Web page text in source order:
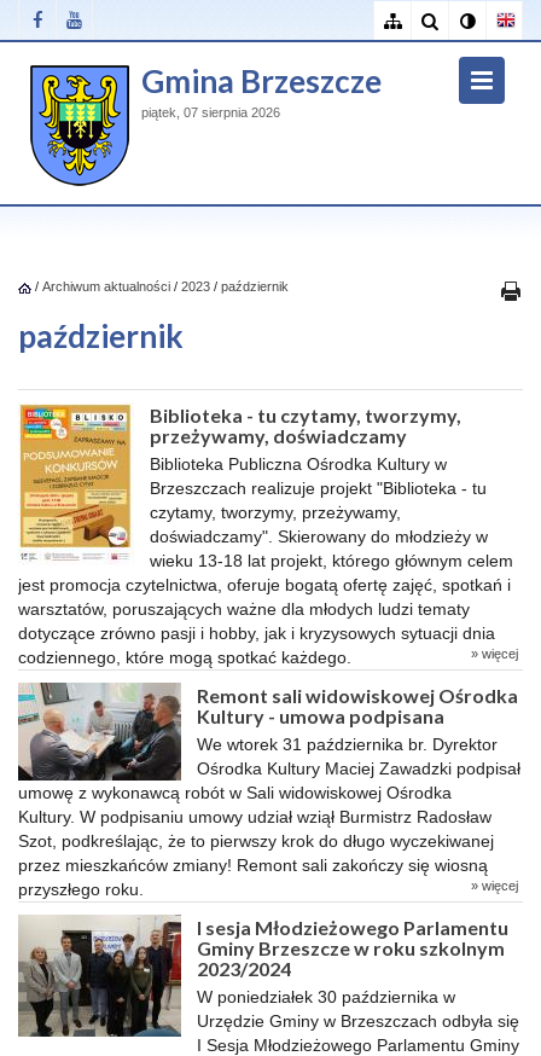
Gmina Brzeszcze
piątek, 07 sierpnia 2026
/ Archiwum aktualności / 2023 / październik
październik
Biblioteka - tu czytamy, tworzymy,
przeżywamy, doświadczamy
Biblioteka Publiczna Ośrodka Kultury w
Brzeszczach realizuje projekt "Biblioteka - tu
czytamy, tworzymy, przeżywamy,
doświadczamy". Skierowany do młodzieży w
wieku 13-18 lat projekt, którego głównym celem
jest promocja czytelnictwa, oferuje bogatą ofertę zajęć, spotkań i
warsztatów, poruszających ważne dla młodych ludzi tematy
dotyczące zrówno pasji i hobby, jak i kryzysowych sytuacji dnia
codziennego, które mogą spotkać każdego.
» więcej
Remont sali widowiskowej Ośrodka
Kultury - umowa podpisana
We wtorek 31 października br. Dyrektor
Ośrodka Kultury Maciej Zawadzki podpisał
umowę z wykonawcą robót w Sali widowiskowej Ośrodka
Kultury. W podpisaniu umowy udział wziął Burmistrz Radosław
Szot, podkreślając, że to pierwszy krok do długo wyczekiwanej
przez mieszkańców zmiany! Remont sali zakończy się wiosną
przyszłego roku.
» więcej
I sesja Młodzieżowego Parlamentu
Gminy Brzeszcze w roku szkolnym
2023/2024
W poniedziałek 30 października w
Urzędzie Gminy w Brzeszczach odbyła się
I Sesja Młodzieżowego Parlamentu Gminy